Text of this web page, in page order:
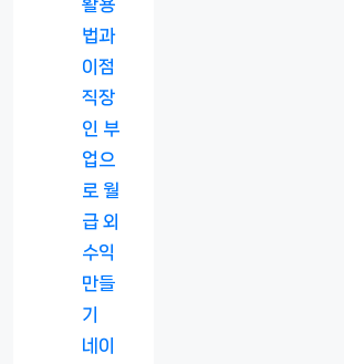
활용
법과
이점
직장
인 부
업으
로 월
급 외
수익
만들
기
네이